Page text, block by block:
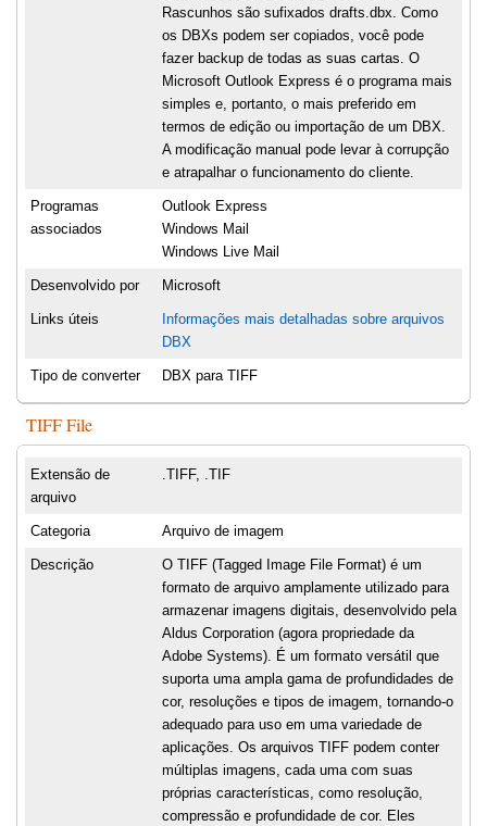
Rascunhos são sufixados drafts.dbx. Como
os DBXs podem ser copiados, você pode
fazer backup de todas as suas cartas. O
Microsoft Outlook Express é o programa mais
simples e, portanto, o mais preferido em
termos de edição ou importação de um DBX.
A modificação manual pode levar à corrupção
e atrapalhar o funcionamento do cliente.
Programas
associados
Outlook Express
Windows Mail
Windows Live Mail
Desenvolvido por Microsoft
Links úteis
Informações mais detalhadas sobre arquivos
DBX
Tipo de converter DBX para TIFF
TIFF File
Extensão de
arquivo
.TIFF, .TIF
Categoria Arquivo de imagem
Descrição
O TIFF (Tagged Image File Format) é um
formato de arquivo amplamente utilizado para
armazenar imagens digitais, desenvolvido pela
Aldus Corporation (agora propriedade da
Adobe Systems). É um formato versátil que
suporta uma ampla gama de profundidades de
cor, resoluções e tipos de imagem, tornando-o
adequado para uso em uma variedade de
aplicações. Os arquivos TIFF podem conter
múltiplas imagens, cada uma com suas
próprias características, como resolução,
compressão e profundidade de cor. Eles